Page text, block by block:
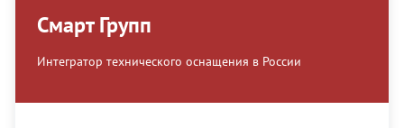
Смарт Групп
Интегратор технического оснащения в России